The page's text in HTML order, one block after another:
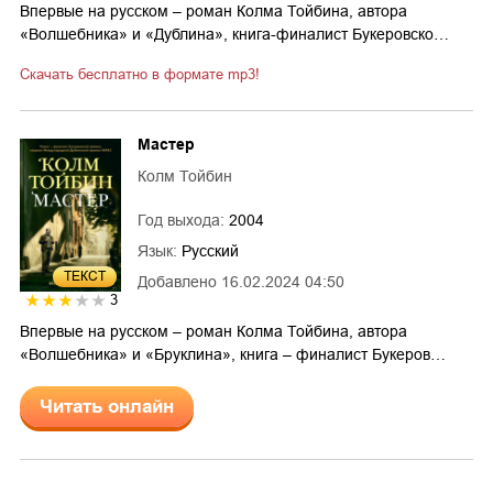
Впервые на русском – роман Колма Тойбина, автора
«Волшебника» и «Дублина», книга-финалист Букеровско…
Скачать бесплатно в формате mp3!
ТЕКСТ
3
Добавлено 16.02.2024 04:50
Мастер
Колм Тойбин
Год выхода: 2004
Язык: Русский
Впервые на русском – роман Колма Тойбина, автора
«Волшебника» и «Бруклина», книга – финалист Букеров…
Читать онлайн